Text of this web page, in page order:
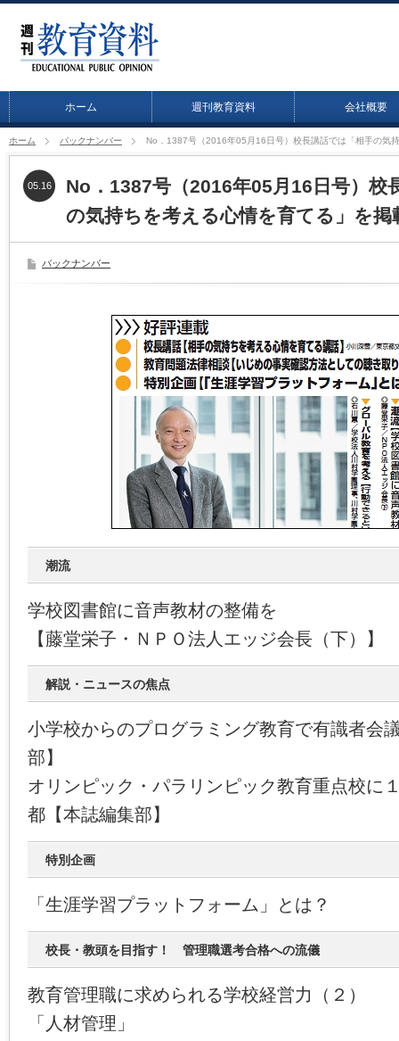
ホーム 週刊教育資料 会社概要
ホーム バックナンバー No．1387号（2016年05月16日号）校長講話では「相手の気
No．1387号（2016年05月16日号）校
の気持ちを考える心情を育てる」を掲
05.16
バックナンバー
潮流
学校図書館に音声教材の整備を
【藤堂栄子・ＮＰＯ法人エッジ会長（下）】
解説・ニュースの焦点
小学校からのプログラミング教育で有識者会
部】
オリンピック・パラリンピック教育重点校に
都【本誌編集部】
特別企画
「生涯学習プラットフォーム」とは？
校長・教頭を目指す！ 管理職選考合格への流儀
教育管理職に求められる学校経営力（２）
「人材管理」